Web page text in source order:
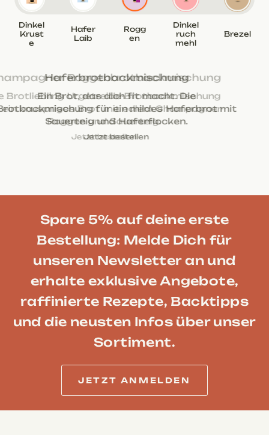
Dinkel
Krust
e
Hafer
Laib
Rogg
en
Dinkel
ruch
mehl
Brezel
Jetzt bestellen
Jetzt bestellen
Champagner Roggenbrotbackmischung
Die Brotliebling Urgetreide-Brotbackmischung
für ein knuspriges Brot mit edlem Champagner-
Roggen und Sauerteig.
Jetzt bestellen
Spare 5% auf deine erste
Bestellung: Melde Dich für
unseren Newsletter an und
erhalte exklusive Angebote,
raffinierte Rezepte, Backtipps
und die neusten Infos über unser
Sortiment.
JETZT ANMELDEN